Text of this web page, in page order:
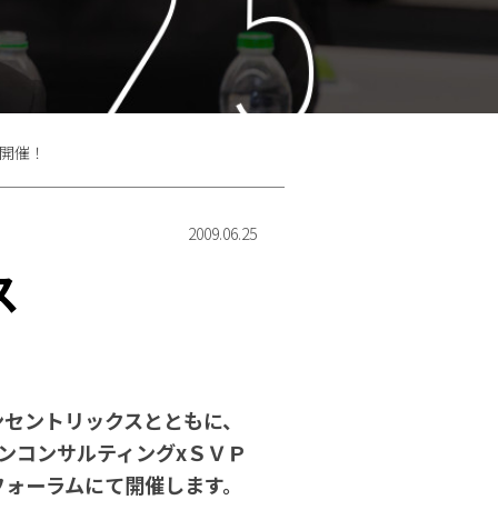
催！
2009.06.25
ントリックスとともに、
コンサルティングxＳＶＰ
ーラムにて開催します。